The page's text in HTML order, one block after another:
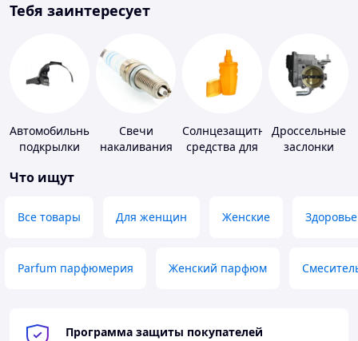
Тебя заинтересует
Автомобильные
подкрылки
Свечи
накаливания
Солнцезащитные
средства для
Дроссельные
заслонки
Что ищут
Все товары Для женщин Женские Здоровье
Parfum парфюмерия Женский парфюм
Программа защиты покупателей